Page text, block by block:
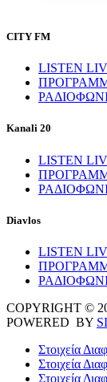
CITY FM
LISTEN
Kanali 20
LISTEN
Diavlos
LISTEN
COPYRIGHT ©
POWERED BY
Στοιχεία
Στοιχεία
Στοιχεία